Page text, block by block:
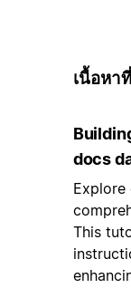
เนื้อหา
docs
This